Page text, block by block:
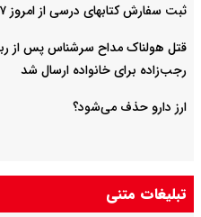
ثبت سفارش کتابهای درسی از امروز ۱۷ مرداد آغاز شد
قتل هولناک مداح سرشناس پس از
رجب‌زاده برای خانواده ارسال شد
ارز دارو حذف می‌شود؟
تبلیغات متنی